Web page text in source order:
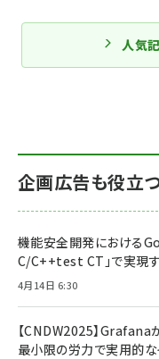
人気
企画広告も役立
機能安全開発における
C/C++test CT」で実現
4月14日 6:30
【CNDW2025】Grafana
最小限の労力で実用的な